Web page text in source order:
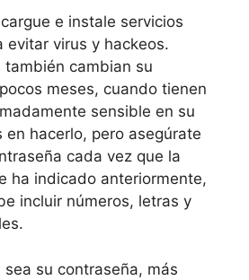
e instale servicios
evitar virus y hackeos.
también cambian su
meses, cuando tienen
sensible en su
en hacerlo, pero asegúrate
cada vez que la
ha indicado anteriormente,
incluir números, letras y
su contraseña, más